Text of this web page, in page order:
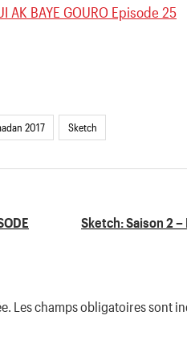
AK BAYE GOURO Episode 25
2017 Sketch
Sketch: Saison 2
Les champs obligatoires sont